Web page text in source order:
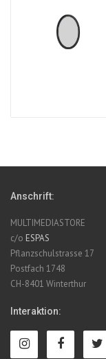
Anschrift:
MULTIMEDIASTORE
c/o ESPAS
Pflanzschulstrasse 17
Postfach 1748
CH-8401 Winterthur
Interaktion: